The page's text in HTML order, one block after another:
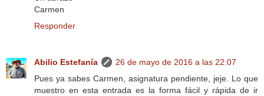
Carmen
Responder
Abilio Estefanía
26 de mayo de 2016 a las 22:07
Pues ya sabes Carmen, asignatura pendiente, jeje. Lo que
muestro en esta entrada es la forma fácil y rápida de ir